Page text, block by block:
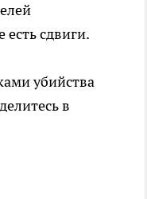
есть сдвиги.
убийства
в